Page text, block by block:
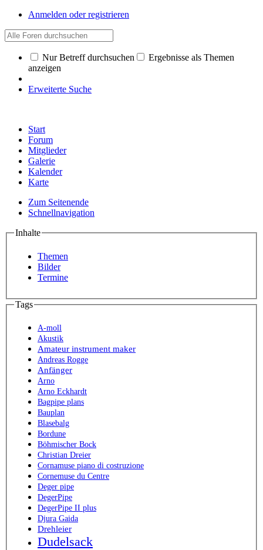
Anmelden oder registrieren
Nur Betreff durchsuchen
Ergebnisse als Themen
anzeigen
Erweiterte Suche
Start
Forum
Mitglieder
Galerie
Kalender
Karte
Zum Seitenende
Schnellnavigation
Inhalte
Themen
Bilder
Termine
Tags
A-moll
Akustik
Amateur instrument maker
Andreas Rogge
Anfänger
Arno
Arno Eckhardt
Bagpipe plans
Bauplan
Blasebalg
Bordune
Böhmischer Bock
Christian Dreier
Cornamuse piano di costruzione
Cornemuse du Centre
Deger pipe
DegerPipe
DegerPipe II plus
Djura Gaida
Drehleier
Dudelsack